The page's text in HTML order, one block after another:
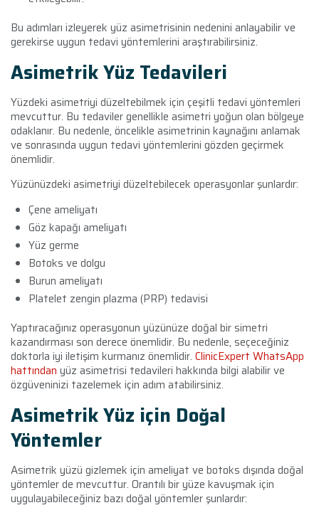
Bu adımları izleyerek yüz asimetrisinin nedenini anlayabilir ve
gerekirse uygun tedavi yöntemlerini araştırabilirsiniz.
Asimetrik Yüz Tedavileri
Yüzdeki asimetriyi düzeltebilmek için çeşitli tedavi yöntemleri
mevcuttur. Bu tedaviler genellikle asimetri yoğun olan bölgeye
odaklanır. Bu nedenle, öncelikle asimetrinin kaynağını anlamak
ve sonrasında uygun tedavi yöntemlerini gözden geçirmek
önemlidir.
Yüzünüzdeki asimetriyi düzeltebilecek operasyonlar şunlardır:
Çene ameliyatı
Göz kapağı ameliyatı
Yüz germe
Botoks ve dolgu
Burun ameliyatı
Platelet zengin plazma (PRP) tedavisi
Yaptıracağınız operasyonun yüzünüze doğal bir simetri
kazandırması son derece önemlidir. Bu nedenle, seçeceğiniz
doktorla iyi iletişim kurmanız önemlidir. ClinicExpert WhatsApp
hattından yüz asimetrisi tedavileri hakkında bilgi alabilir ve
özgüveninizi tazelemek için adım atabilirsiniz.
Asimetrik Yüz için Doğal
Yöntemler
Asimetrik yüzü gizlemek için ameliyat ve botoks dışında doğal
yöntemler de mevcuttur. Orantılı bir yüze kavuşmak için
uygulayabileceğiniz bazı doğal yöntemler şunlardır: